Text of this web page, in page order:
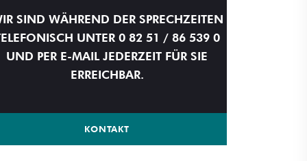
SIND WÄHREND DER SPRECHZEITEN
UNTER 0 82 51 / 86 539 0
UND PER E-MAIL JEDERZEIT FÜR SIE
ERREICHBAR.
KONTAKT